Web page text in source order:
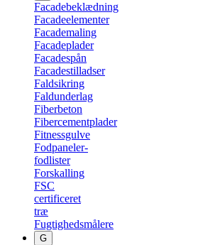
Facadebeklædning
Facadeelementer
Facademaling
Facadeplader
Facadespån
Facadestilladser
Faldsikring
Faldunderlag
Fiberbeton
Fibercementplader
Fitnessgulve
Fodpaneler-
fodlister
Forskalling
FSC
certificeret
træ
Fugtighedsmålere
G